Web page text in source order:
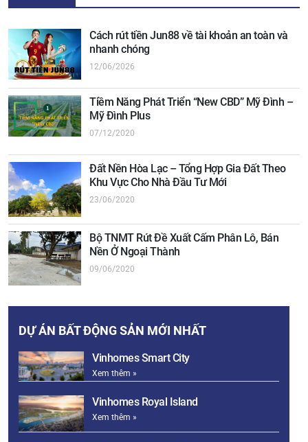
Cách rút tiền Jun88 về tài khoản an toàn và
nhanh chóng
12/06/2026
Tiềm Năng Phát Triển “New CBD” Mỹ Đình –
Mỹ Đình Plus
07/12/2020
Đất Nền Hòa Lạc – Tổng Hợp Gia Đất Theo
Khu Vực Cho Nhà Đầu Tư Mới
23/06/2020
Bộ TNMT Rút Đề Xuất Cấm Phân Lô, Bán
Nền Ở Ngoại Thành
09/06/2020
DỰ ÁN BẤT ĐỘNG SẢN MỚI NHẤT
Vinhomes Smart City
Xem thêm »
Vinhomes Royal Island
Xem thêm »